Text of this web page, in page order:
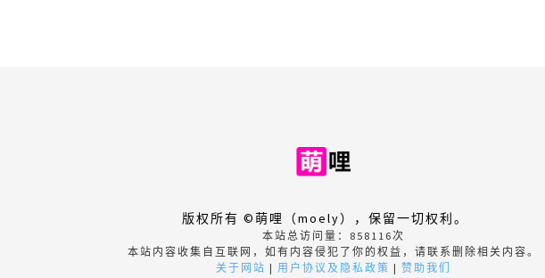
版权所有 ©萌哩（moely），保留一切权利。
本站总访问量： 858116次
本站内容收集自互联网，如有内容侵犯了你的权益，请联系删除相关内容。
关于网站 | 用户协议及隐私政策 | 赞助我们